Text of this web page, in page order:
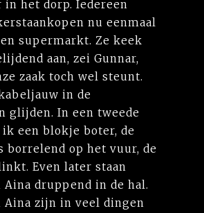
in het dorp. Iedereen
nu eenmaal
supermarkt. Ze keek
aan, zei Gunnar,
zaak toch wel steunt.
in de
glijden. In een tweede
een blokje boter, de
borrelend op het vuur, de
Even later staan
Aina druppend in de hal.
Aina zijn in veel dingen